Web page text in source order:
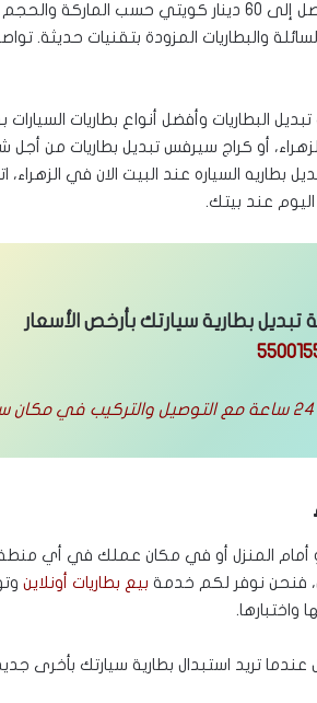
وبالنسبة لأسعار البطاريات، فتبدأ من 20 دينار كويتي وتصل إلى 60 دينار كويتي
والبطاريات المزودة بتقنيات حديثة.
البطاريات وأفضل أنواع بطاريات
أو كراج سيرفس تبديل بطاريات من أجل
السياره عند البيت الان في الزهراء،
عند بيتك.
بطارية سيارتك بأرخص الأسعار
أمام المنزل أو في مكان عملك في أي
فنحن نوفر لكم خدمة بيع بطاريات أونلاين
واختبارها.
تريد استبدال بطارية سيارتك بأخرى